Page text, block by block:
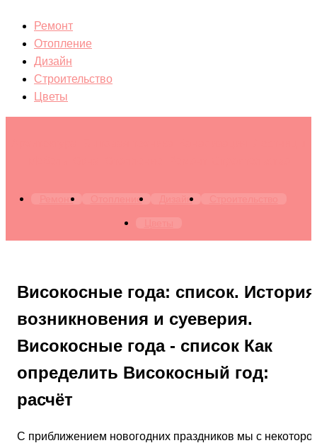
Ремонт
Отопление
Дизайн
Строительство
Цветы
Ремонт Отопление Дизайн
Високосные года: список. История
возникновения и суеверия.
Високосные года - список Как
определить Високосный год:
расчёт
С приближением новогодних праздников мы с